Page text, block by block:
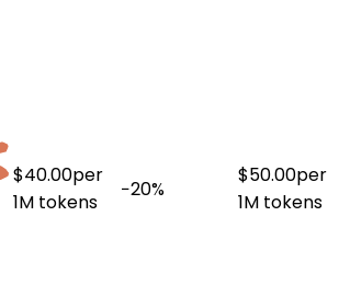
$40.00per
1M tokens
−20%
$50.00per
1M tokens